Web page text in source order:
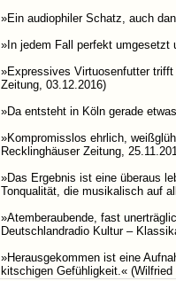
»Ein audiophiler Schatz, auch
»In jedem Fall perfekt umgesetzt
»Expressives Virtuosenfutter
Zeitung, 03.12.2016)
»Da entsteht in Köln gerade
»Kompromisslos ehrlich,
Recklinghäuser Zeitung,
»Das Ergebnis ist eine überaus
Tonqualität, die musikalisch auf
»Atemberaubende, fast
Deutschlandradio Kultur –
»Herausgekommen ist eine
kitschigen Gefühligkeit.«